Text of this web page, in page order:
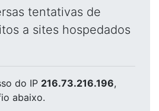
tentativas de
a sites hospedados
do IP 216.73.216.196,
abaixo.